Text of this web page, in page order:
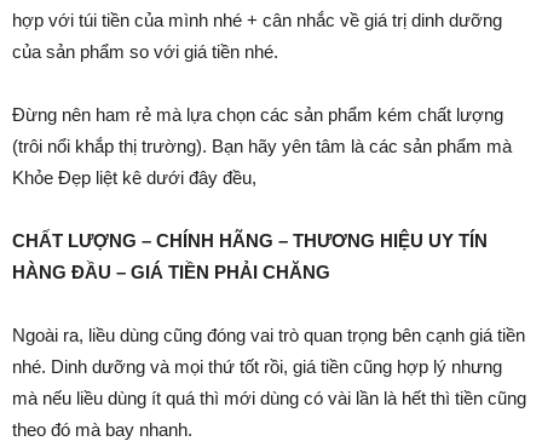
hợp với túi tiền của mình nhé + cân nhắc về giá trị dinh dưỡng
của sản phẩm so với giá tiền nhé.
Đừng nên ham rẻ mà lựa chọn các sản phẩm kém chất lượng
(trôi nổi khắp thị trường). Bạn hãy yên tâm là các sản phẩm mà
Khỏe Đẹp liệt kê dưới đây đều,
CHẤT LƯỢNG – CHÍNH HÃNG – THƯƠNG HIỆU UY TÍN
HÀNG ĐẦU – GIÁ TIỀN PHẢI CHĂNG
Ngoài ra, liều dùng cũng đóng vai trò quan trọng bên cạnh giá tiền
nhé. Dinh dưỡng và mọi thứ tốt rồi, giá tiền cũng hợp lý nhưng
mà nếu liều dùng ít quá thì mới dùng có vài lần là hết thì tiền cũng
theo đó mà bay nhanh.